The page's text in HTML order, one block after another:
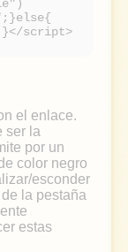
}</script>
el enlace.
ser la
por un
color negro
esconder
la pestaña
estas